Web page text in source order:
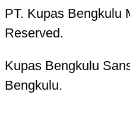
PT. Kupas Bengkulu
Reserved.
Kupas Bengkulu
Bengkulu.